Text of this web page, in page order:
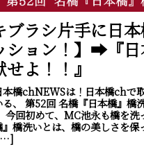
ブラシ片手に日本
ション！】➡『
よ！！』
本橋chNEWSは！日本橋chで
る、 第52回 名橋『日本橋』橋
今回初めて、MC池永も橋を洗
』橋洗いとは、橋の美しさを